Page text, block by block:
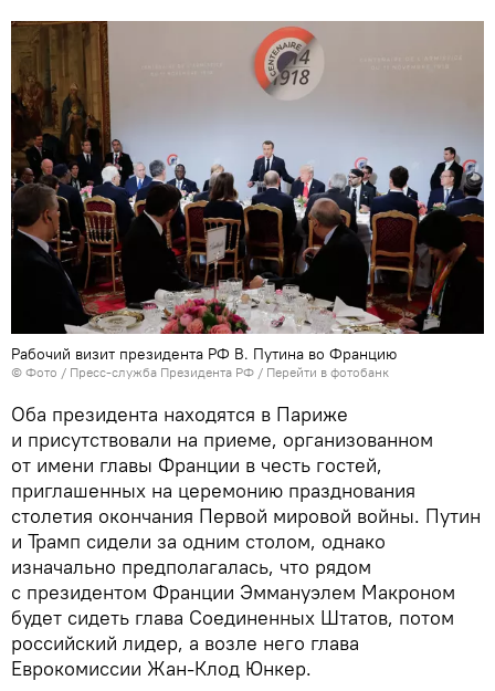
Рабочий визит президента РФ В. Путина во Францию
© Фото / Пресс-служба Президента РФ / Перейти в фотобанк
Оба президента находятся в Париже
и присутствовали на приеме, организованном
от имени главы Франции в честь гостей,
приглашенных на церемонию празднования
столетия окончания Первой мировой войны. Путин
и Трамп сидели за одним столом, однако
изначально предполагалась, что рядом
с президентом Франции Эммануэлем Макроном
будет сидеть глава Соединенных Штатов, потом
российский лидер, а возле него глава
Еврокомиссии Жан-Клод Юнкер.